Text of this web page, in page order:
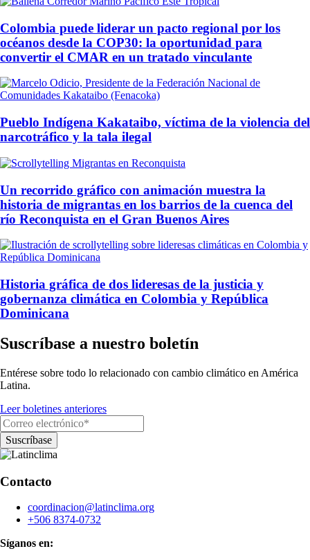
Colombia puede liderar un pacto regional por los
océanos desde la COP30: la oportunidad para
convertir el CMAR en un tratado vinculante
Pueblo Indígena Kakataibo, víctima de la violencia del
narcotráfico y la tala ilegal
Un recorrido gráfico con animación muestra la
historia de migrantas en los barrios de la cuenca del
río Reconquista en el Gran Buenos Aires
Historia gráfica de dos lideresas de la justicia y
gobernanza climática en Colombia y República
Dominicana
Suscríbase a nuestro boletín
Entérese sobre todo lo relacionado con cambio climático en América
Latina.
Leer boletines anteriores
Contacto
coordinacion@latinclima.org
+506 8374-0732
Síganos en: